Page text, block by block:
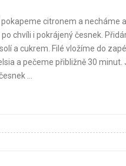
pokapeme citronem a
chvíli i pokrájený česnek.
a cukrem. Filé vložíme do
a pečeme přibližně 30
...